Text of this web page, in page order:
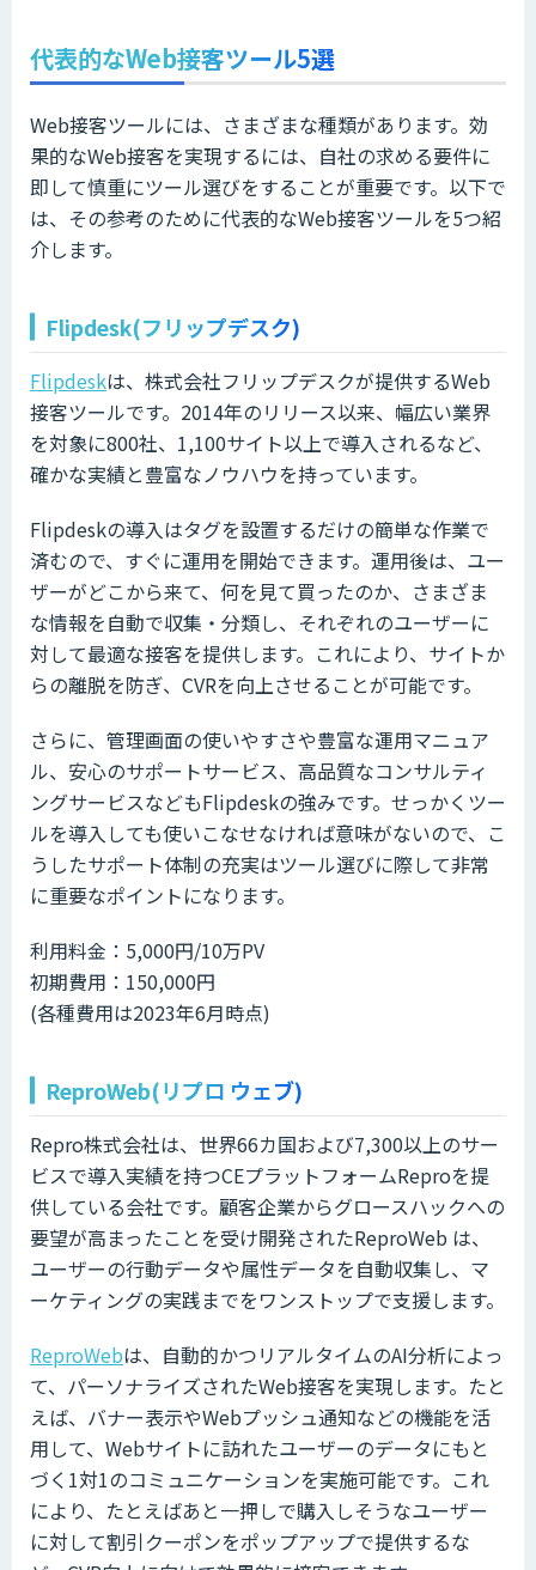
代表的なWeb接客ツール5選
Web接客ツールには、さまざまな種類があります。効
果的なWeb接客を実現するには、自社の求める要件に
即して慎重にツール選びをすることが重要です。以下で
は、その参考のために代表的なWeb接客ツールを5つ紹
介します。
Flipdesk(フリップデスク)
Flipdeskは、株式会社フリップデスクが提供するWeb
接客ツールです。2014年のリリース以来、幅広い業界
を対象に800社、1,100サイト以上で導入されるなど、
確かな実績と豊富なノウハウを持っています。
Flipdeskの導入はタグを設置するだけの簡単な作業で
済むので、すぐに運用を開始できます。運用後は、ユー
ザーがどこから来て、何を見て買ったのか、さまざま
な情報を自動で収集・分類し、それぞれのユーザーに
対して最適な接客を提供します。これにより、サイトか
らの離脱を防ぎ、CVRを向上させることが可能です。
さらに、管理画面の使いやすさや豊富な運用マニュア
ル、安心のサポートサービス、高品質なコンサルティ
ングサービスなどもFlipdeskの強みです。せっかくツー
ルを導入しても使いこなせなければ意味がないので、こ
うしたサポート体制の充実はツール選びに際して非常
に重要なポイントになります。
利用料金：5,000円/10万PV
初期費用：150,000円
(各種費用は2023年6月時点)
ReproWeb(リプロ ウェブ)
Repro株式会社は、世界66カ国および7,300以上のサー
ビスで導入実績を持つCEプラットフォームReproを提
供している会社です。顧客企業からグロースハックへの
要望が高まったことを受け開発されたReproWeb は、
ユーザーの行動データや属性データを自動収集し、マ
ーケティングの実践までをワンストップで支援します。
ReproWebは、自動的かつリアルタイムのAI分析によっ
て、パーソナライズされたWeb接客を実現します。たと
えば、バナー表示やWebプッシュ通知などの機能を活
用して、Webサイトに訪れたユーザーのデータにもと
づく1対1のコミュニケーションを実施可能です。これ
により、たとえばあと一押しで購入しそうなユーザー
に対して割引クーポンをポップアップで提供するな